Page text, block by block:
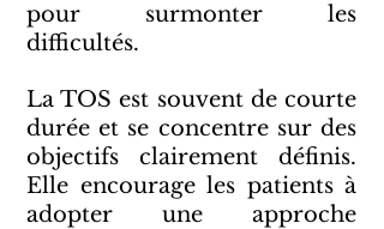
pour surmonter les
difficultés.
La TOS est souvent de courte
durée et se concentre sur des
objectifs clairement définis.
Elle encourage les patients à
adopter une approche